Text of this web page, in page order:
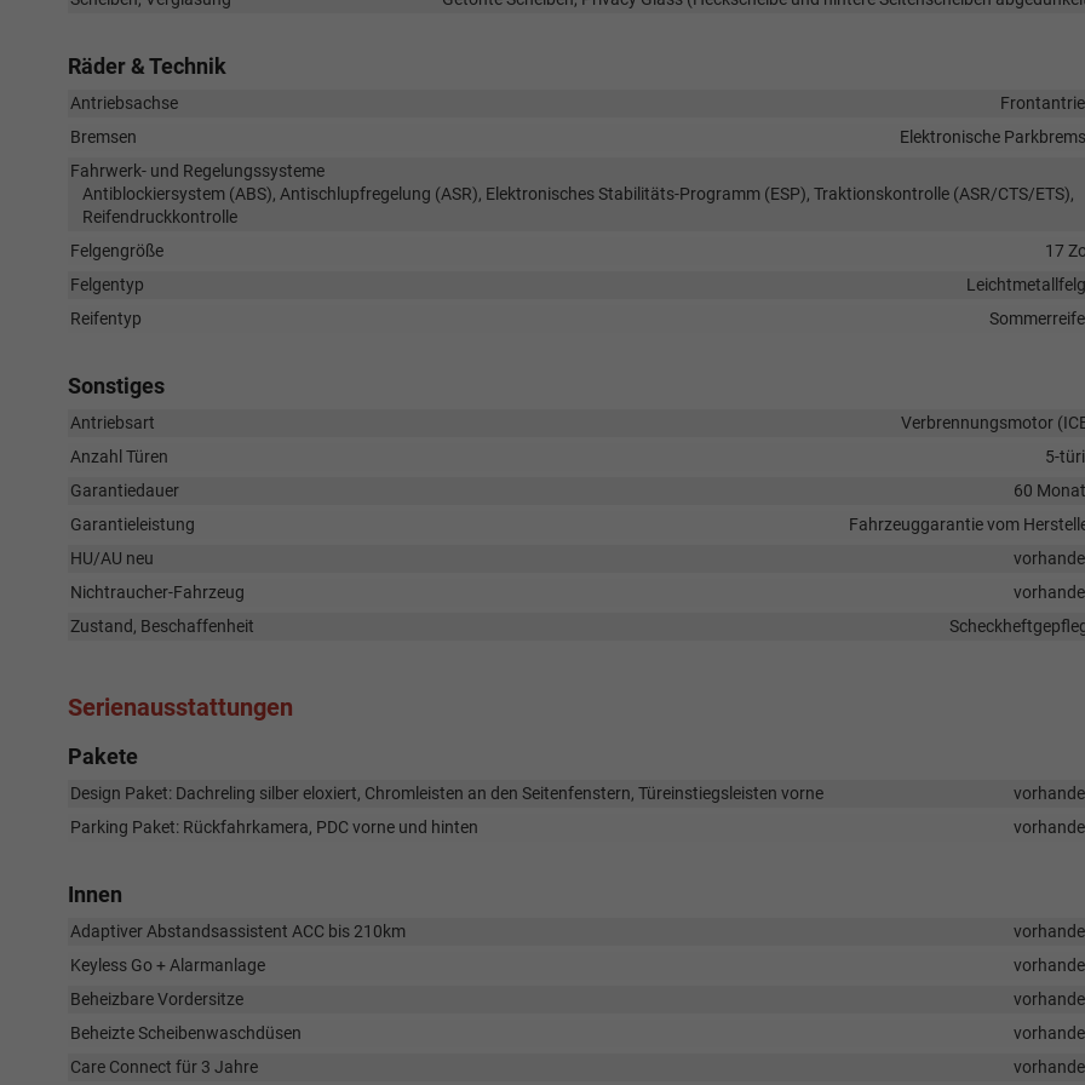
Räder & Technik
Antriebsachse
Bremsen
Elektronische
Fahrwerk- und Regelungssysteme
Antiblockiersystem (ABS), Antischlupfregelung (ASR), Elektronisches Stabilitäts-Programm (ESP), Traktionskontrolle (ASR/CTS/ETS),
Reifendruckkontrolle
Felgengröße
17
Felgentyp
Reifentyp
Sonstiges
Antriebsart
Verbrennungsmotor
Anzahl Türen
5-
Garantiedauer
60
Garantieleistung
Fahrzeuggarantie vom
HU/AU neu
Nichtraucher-Fahrzeug
Zustand, Beschaffenheit
Serienausstattungen
Pakete
Design Paket: Dachreling silber eloxiert, Chromleisten an den Seitenfenstern, Türeinstiegsleisten vorne
Parking Paket: Rückfahrkamera, PDC vorne und hinten
Innen
Adaptiver Abstandsassistent ACC bis 210km
Keyless Go + Alarmanlage
Beheizbare Vordersitze
Beheizte Scheibenwaschdüsen
Care Connect für 3 Jahre